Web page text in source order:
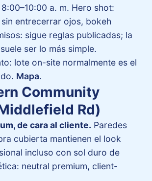
a. m. Hero shot:
entrecerrar ojos, bokeh
sigue reglas publicadas; la
ser lo más simple.
lote on-site normalmente es el
Mapa.
Community
Rd)
de cara al cliente. Paredes
cubierta mantienen el look
incluso con sol duro de
neutral premium, client-